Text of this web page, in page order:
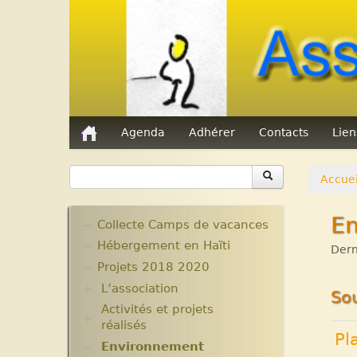
Agenda Adhérer Contacts
Accueil
Collecte Camps de vacances
Hébergement en Haïti
Projets 2018 2020
L’association
Assemblées Générales
Nos partenaires.
Activités et projets
réalisés
Ecole Massawist. Verrettes.
Environnement